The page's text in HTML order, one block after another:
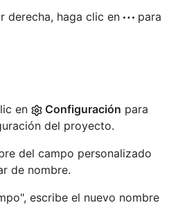
derecha, haga clic en
para
en Configuración para
del proyecto.
del campo personalizado
de nombre.
escribe el nuevo nombre